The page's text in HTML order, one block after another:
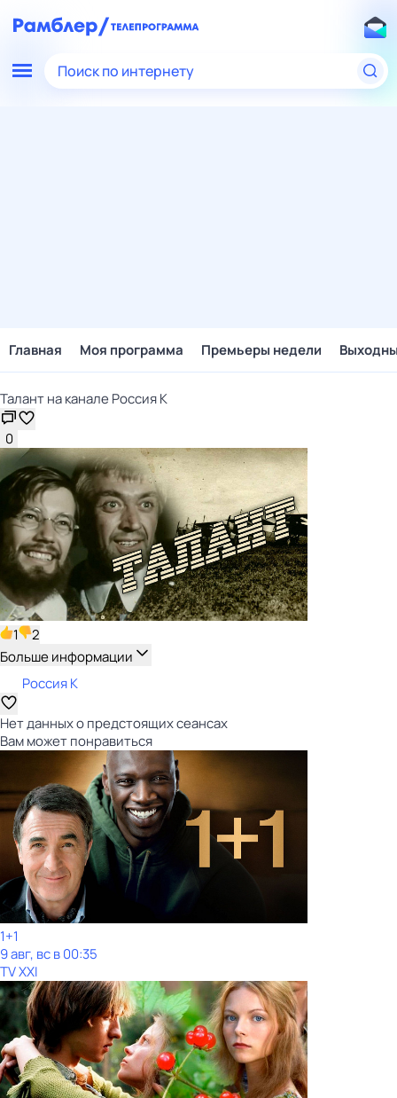
Поиск по интернету
Главная Моя программа Премьеры недели
Талант на канале Россия К
0
1
2
Больше информации
Россия К
Нет данных о предстоящих сеансах
Вам может понравиться
1+1
9 авг, вс в 00:35
TV XXI